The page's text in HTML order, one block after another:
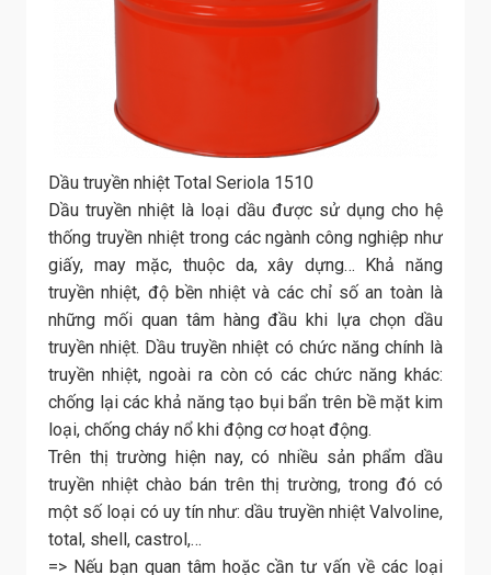
Dầu truyền nhiệt Total Seriola 1510
Dầu truyền nhiệt là loại dầu được sử dụng cho hệ
thống truyền nhiệt trong các ngành công nghiệp như
giấy, may mặc, thuộc da, xây dựng… Khả năng
truyền nhiệt, độ bền nhiệt và các chỉ số an toàn là
những mối quan tâm hàng đầu khi lựa chọn dầu
truyền nhiệt. Dầu truyền nhiệt có chức năng chính là
truyền nhiệt, ngoài ra còn có các chức năng khác:
chống lại các khả năng tạo bụi bẩn trên bề mặt kim
loại, chống cháy nổ khi động cơ hoạt động.
Trên thị trường hiện nay, có nhiều sản phẩm dầu
truyền nhiệt chào bán trên thị trường, trong đó có
một số loại có uy tín như: dầu truyền nhiệt Valvoline,
total, shell, castrol,…
=> Nếu bạn quan tâm hoặc cần tư vấn về các loại